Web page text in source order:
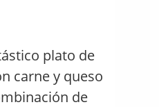
plato de
carne y queso
de